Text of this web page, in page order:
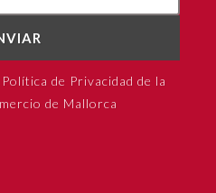
de Privacidad de la
de Mallorca